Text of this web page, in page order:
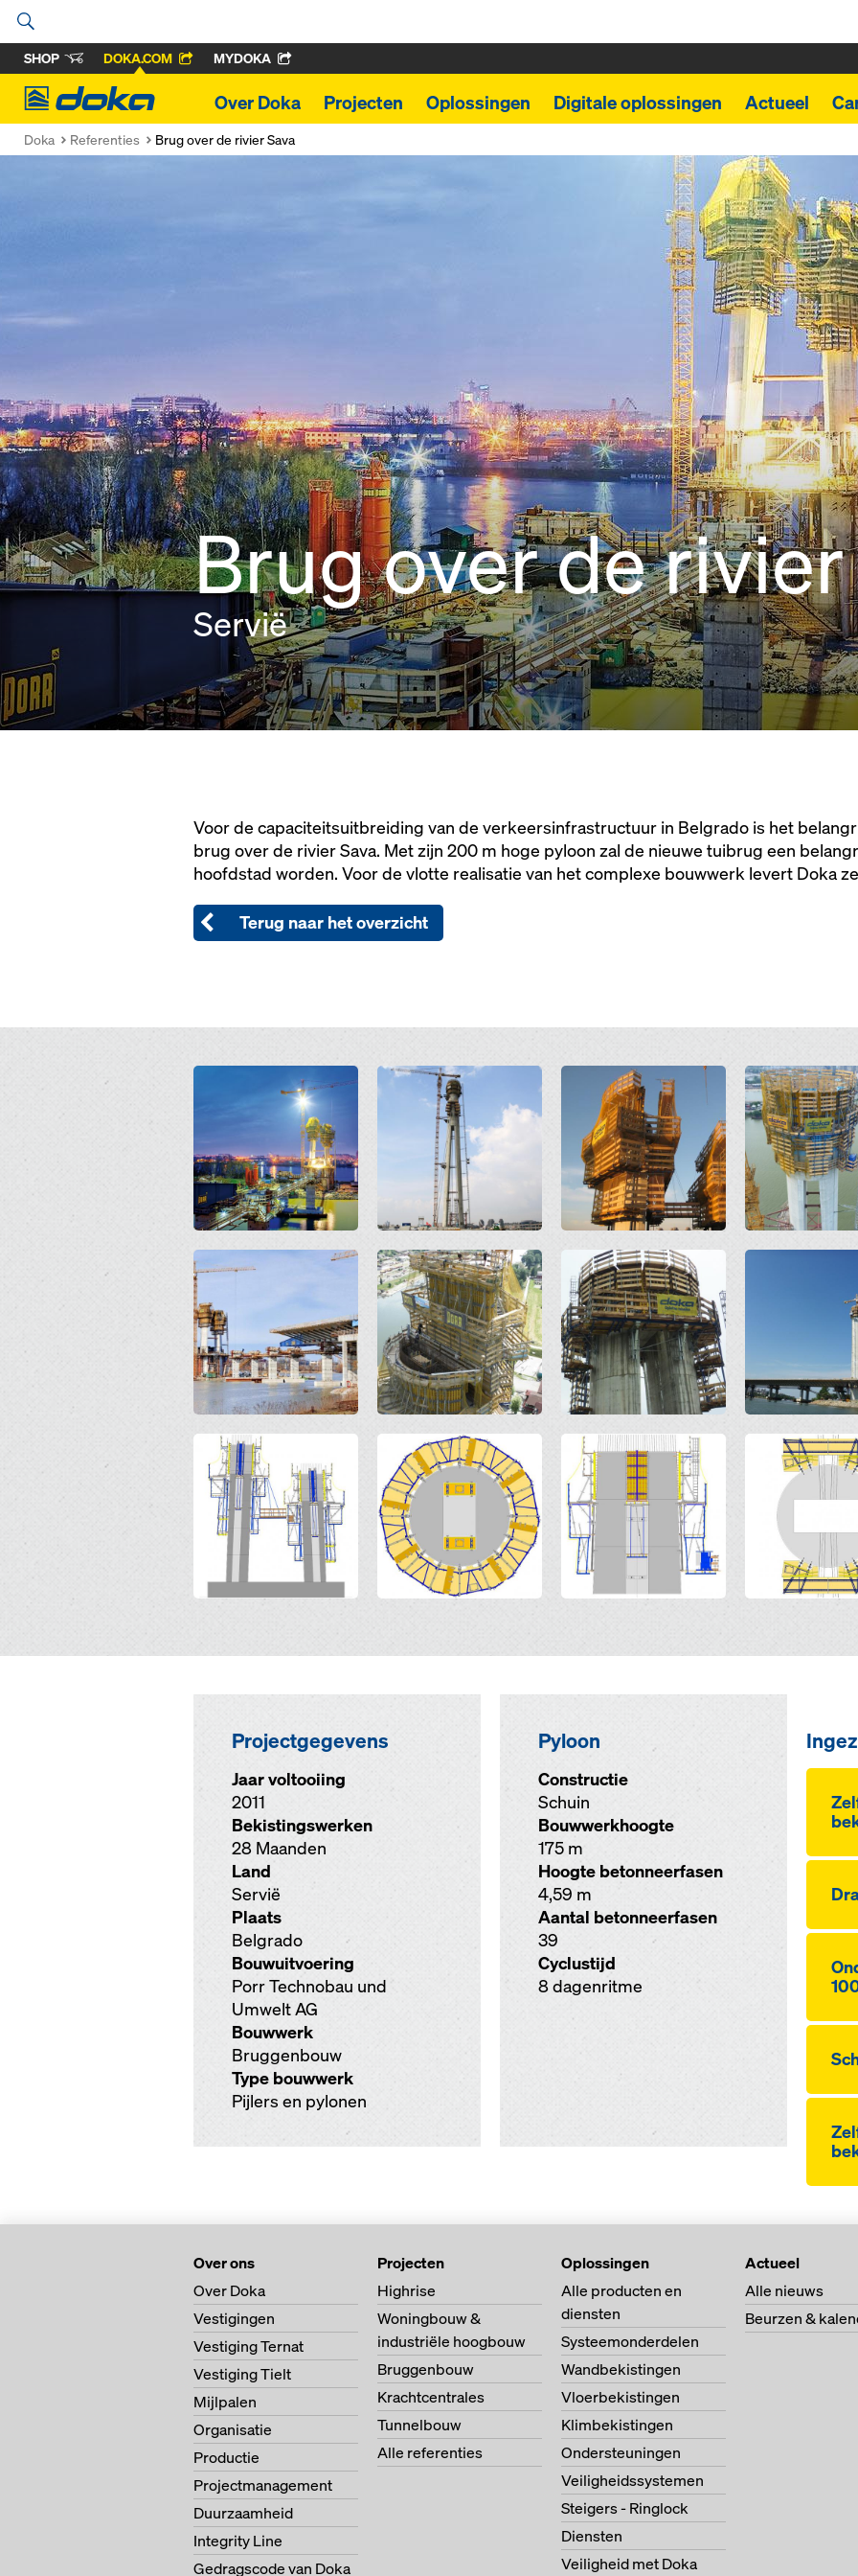
SHOP DOKA.COM MYDOKA
Doka
Over Doka Projecten Oplossingen Digitale oplossingen Actueel
Doka Referenties Brug over de rivier Sava
Brug over de rivier
Servië
Voor de capaciteitsuitbreiding van de verkeersinfrastructuur in Belgrado is het
brug over de rivier Sava. Met zijn 200 m hoge pyloon zal de nieuwe tuibrug een
hoofdstad worden. Voor de vlotte realisatie van het complexe bouwwerk levert Doka
Terug naar het overzicht
Open Open Open Open
Open Open Open Open
Open Open
Projectgegevens
Jaar voltooiing
2011
Bekistingswerken
28 Maanden
Land
Servië
Plaats
Belgrado
Bouwuitvoering
Porr Technobau und
Umwelt AG
Bouwwerk
Bruggenbouw
Type bouwwerk
Pijlers en pylonen
Pyloon
Constructie
Schuin
Bouwwerkhoogte
175 m
Hoogte betonneerfasen
4,59 m
Aantal betonneerfasen
39
Cyclustijd
8 dagenritme
Over ons
Over Doka
Vestigingen
Vestiging Ternat
Vestiging Tielt
Mijlpalen
Organisatie
Productie
Projectmanagement
Duurzaamheid
Integrity Line
Gedragscode van Doka
Projecten
Highrise
Woningbouw &
industriële hoogbouw
Bruggenbouw
Krachtcentrales
Tunnelbouw
Alle referenties
Oplossingen
Alle producten en
diensten
Systeemonderdelen
Wandbekistingen
Vloerbekistingen
Klimbekistingen
Ondersteuningen
Veiligheidssystemen
Steigers - Ringlock
Diensten
Veiligheid met Doka
Actueel
Alle nieuws
Beurzen &